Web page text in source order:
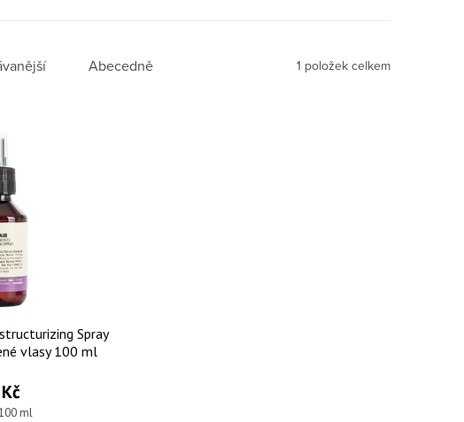
Abecedně 1 položek celkem
Spray
vlasy 100 ml
ml